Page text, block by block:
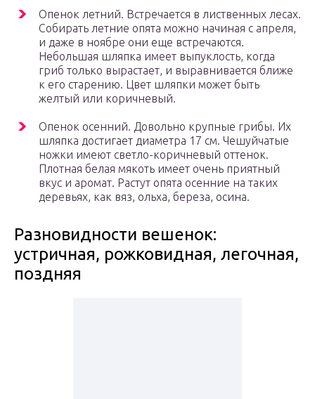
Опенок летний. Встречается в лиственных лесах.
Собирать летние опята можно начиная с апреля,
и даже в ноябре они еще встречаются.
Небольшая шляпка имеет выпуклость, когда
гриб только вырастает, и выравнивается ближе
к его старению. Цвет шляпки может быть
желтый или коричневый.
Опенок осенний. Довольно крупные грибы. Их
шляпка достигает диаметра 17 см. Чешуйчатые
ножки имеют светло-коричневый оттенок.
Плотная белая мякоть имеет очень приятный
вкус и аромат. Растут опята осенние на таких
деревьях, как вяз, ольха, береза, осина.
Разновидности вешенок:
устричная, рожковидная, легочная,
поздняя